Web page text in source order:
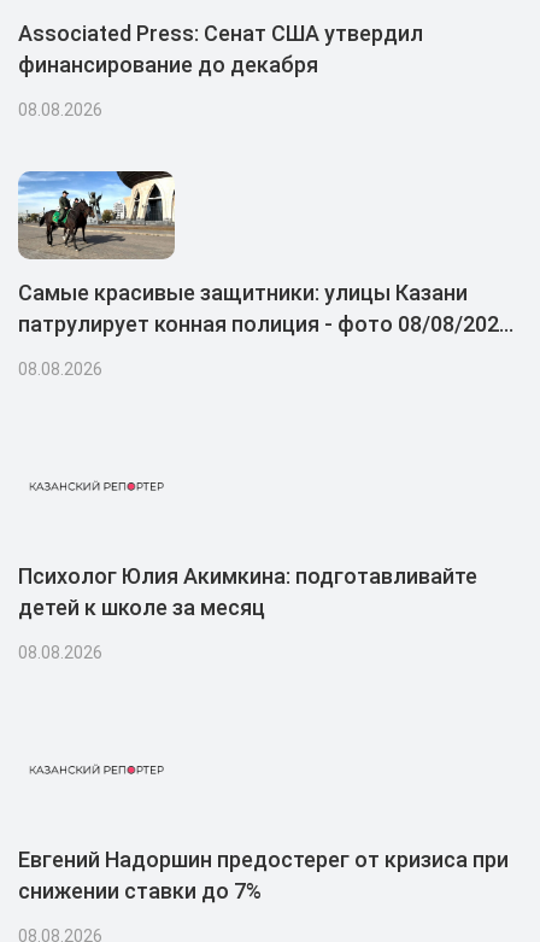
Associated Press: Сенат США утвердил
финансирование до декабря
08.08.2026
Самые красивые защитники: улицы Казани
патрулирует конная полиция - фото 08/08/2026
– Новости
08.08.2026
Психолог Юлия Акимкина: подготавливайте
детей к школе за месяц
08.08.2026
Евгений Надоршин предостерег от кризиса при
снижении ставки до 7%
08.08.2026